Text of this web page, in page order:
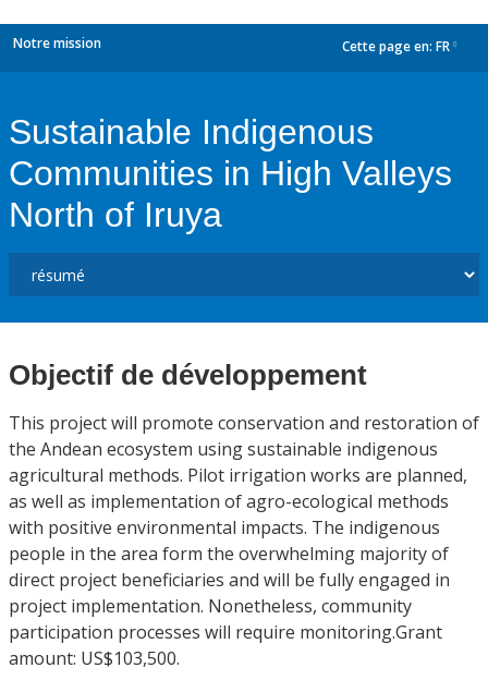
Notre mission Cette page en: FR
Sustainable Indigenous
Communities in High Valleys
North of Iruya
Objectif de développement
This project will promote conservation and restoration of
the Andean ecosystem using sustainable indigenous
agricultural methods. Pilot irrigation works are planned,
as well as implementation of agro-ecological methods
with positive environmental impacts. The indigenous
people in the area form the overwhelming majority of
direct project beneficiaries and will be fully engaged in
project implementation. Nonetheless, community
participation processes will require monitoring.Grant
amount: US$103,500.